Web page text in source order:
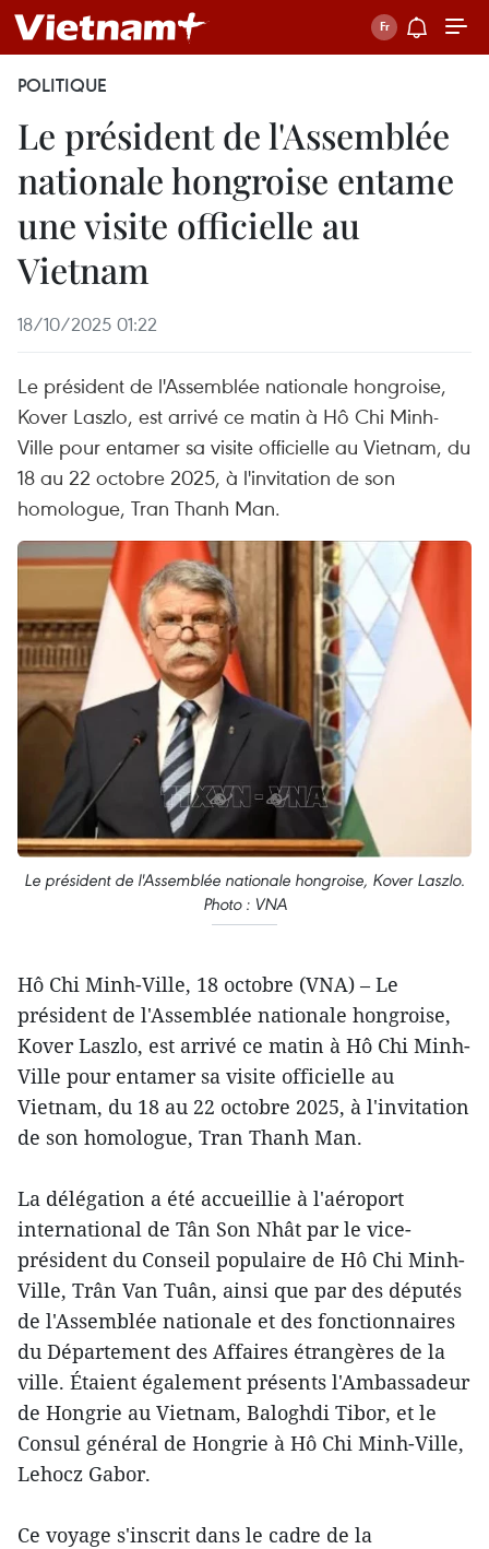
POLITIQUE
Le président de l'Assemblée
nationale hongroise entame
une visite officielle au
Vietnam
18/10/2025 01:22
Le président de l'Assemblée nationale hongroise,
Kover Laszlo, est arrivé ce matin à Hô Chi Minh-
Ville pour entamer sa visite officielle au Vietnam, du
18 au 22 octobre 2025, à l'invitation de son
homologue, Tran Thanh Man.
Le président de l'Assemblée nationale hongroise, Kover Laszlo.
Photo : VNA
Hô Chi Minh-Ville, 18 octobre (VNA) – Le
président de l'Assemblée nationale hongroise,
Kover Laszlo, est arrivé ce matin à Hô Chi Minh-
Ville pour entamer sa visite officielle au
Vietnam, du 18 au 22 octobre 2025, à l'invitation
de son homologue, Tran Thanh Man.
La délégation a été accueillie à l'aéroport
international de Tân Son Nhât par le vice-
président du Conseil populaire de Hô Chi Minh-
Ville, Trân Van Tuân, ainsi que par des députés
de l'Assemblée nationale et des fonctionnaires
du Département des Affaires étrangères de la
ville. Étaient également présents l'Ambassadeur
de Hongrie au Vietnam, Baloghdi Tibor, et le
Consul général de Hongrie à Hô Chi Minh-Ville,
Lehocz Gabor.
Ce voyage s'inscrit dans le cadre de la